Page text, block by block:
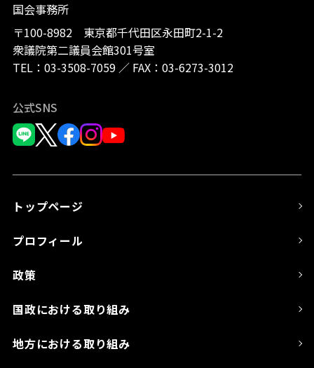
国会事務所
〒100-8982 東京都千代田区永田町2-1-2
衆議院第二議員会館301号室
TEL： 03-3508-7059／ FAX：03-6273-3012
公式SNS
トップページ
プロフィール
政策
国政における取り組み
地方における取り組み